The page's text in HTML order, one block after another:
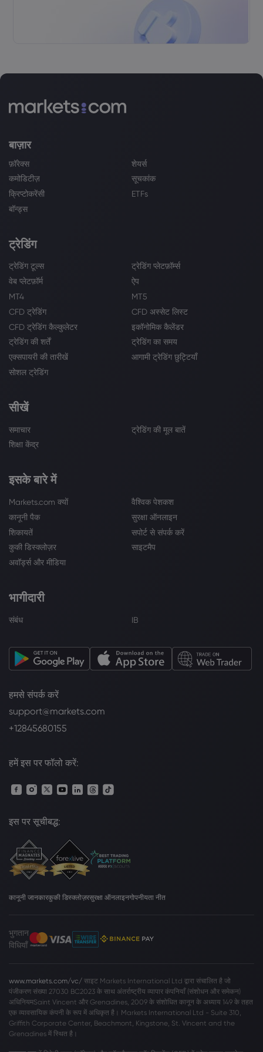
बाज़ार
फ़ॉरेक्स
शेयर्स
कमोडिटीज़
सूचकांक
क्रिप्टोकरेंसी
ETFs
बॉन्ड्स
ट्रेडिंग
ट्रेडिंग टूल्स
ट्रेडिंग प्लेटफ़ॉर्म्स
वेब प्लेटफ़ॉर्म
ऐप
MT4
MT5
CFD ट्रेडिंग
CFD अस्सेट लिस्ट
CFD ट्रेडिंग कैल्कुलेटर
इकॉनोमिक कैलेंडर
ट्रेडिंग की शर्तें
ट्रेडिंग का समय
एक्सपायरी की तारीखें
आगामी ट्रेडिंग छुट्टियाँ
सोशल ट्रेडिंग
सीखें
समाचार
ट्रेडिंग की मूल बातें
शिक्षा केंद्र
इसके बारे में
Markets.com क्यों
वैश्विक पेशकश
कानूनी पैक
सुरक्षा ऑनलाइन
शिकायतें
सपोर्ट से संपर्क करें
कुकी डिस्क्लोज़र
साइटमैप
अवॉर्ड्स और मीडिया
भागीदारी
संबंध IB
हमसे संपर्क करें
support@markets.com
+12845680155
हमें इस पर फॉलो करें:
इस पर सूचीबद्ध:
कानूनी जानकारकुकी डिस्क्लोज़रसुरक्षा ऑनलाइनगोपनीयता नीत
भुगतान
विधियाँ
www.markets.com/vc/ साइट Markets International Ltd द्वारा संचालित है जो
पंजीकरण संख्या 27030 BC2023 के साथ अंतर्राष्ट्रीय व्यापार कंपनियाँ (संशोधन और समेकन)
अधिनियमSaint Vincent और Grenadines, 2009 के संशोधित कानून के अध्याय 149 के तहत
एक व्यावसायिक कंपनी के रूप में अधिकृत है। Markets International Ltd - Suite 310,
Griffith Corporate Center, Beachmont, Kingstone, St. Vincent and the
Grenadines में स्थित है।